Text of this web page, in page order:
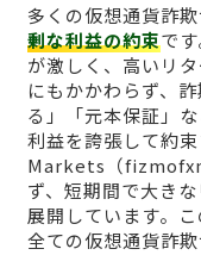
多くの仮想通貨詐
剰な利益の約束で
が激しく、高いリ
にもかかわらず、
る」「元本保証」
利益を誇張して約
Markets（
ず、短期間で大き
展開しています。
全ての仮想通貨詐